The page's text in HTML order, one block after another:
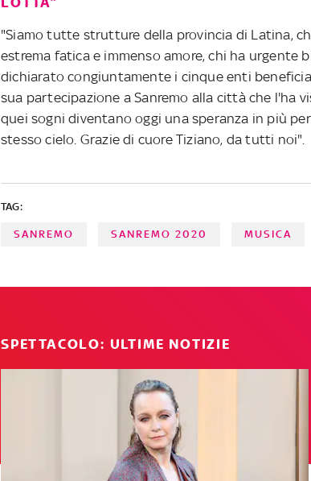
"Siamo tutte strutture della provincia di Latina,
estrema fatica e immenso amore, chi ha urgente
dichiarato congiuntamente i cinque enti
sua partecipazione a Sanremo alla città che l'ha
quei sogni diventano oggi una speranza in più
stesso cielo. Grazie di cuore Tiziano, da tutti noi".
TAG:
SANREMO SANREMO 2020 MUSICA
SPETTACOLO: ULTIME NOTIZIE